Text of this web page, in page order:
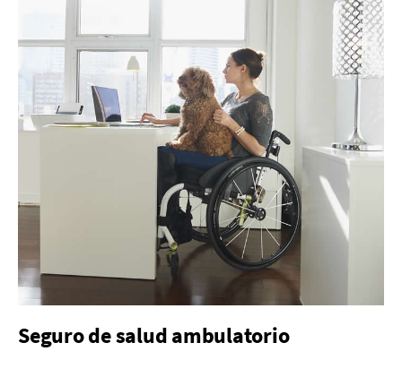
Seguro de salud ambulatorio